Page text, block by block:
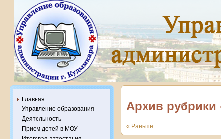
Главная
Управление образования
Деятельность
Прием детей в МОУ
Архив рубрики
« Раньше